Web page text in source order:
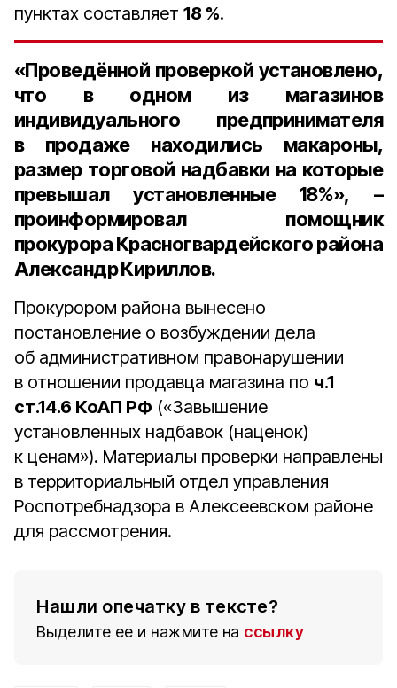
пунктах составляет 18 %.
«Проведённой проверкой установлено,
что в одном из магазинов
индивидуального предпринимателя
в продаже находились макароны,
размер торговой надбавки на которые
превышал установленные 18%», –
проинформировал помощник
прокурора Красногвардейского района
Александр Кириллов.
Прокурором района вынесено
постановление о возбуждении дела
об административном правонарушении
в отношении продавца магазина по ч.1
ст.14.6 КоАП РФ («Завышение
установленных надбавок (наценок)
к ценам»). Материалы проверки направлены
в территориальный отдел управления
Роспотребнадзора в Алексеевском районе
для рассмотрения.
Нашли опечатку в тексте?
Выделите ее и нажмите на ссылку